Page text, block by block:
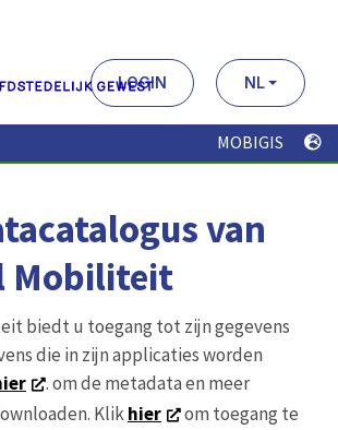
LOGIN NL
MOBIGIS
van
Mobiliteit
biedt u toegang tot zijn gegevens
die in zijn applicaties worden
. om de metadata en meer
Klikhier
om toegang te